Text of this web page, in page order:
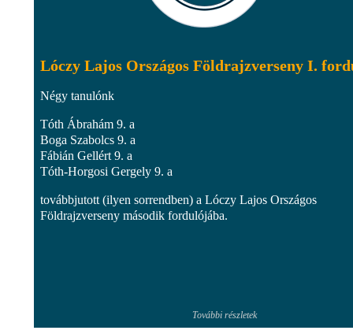
Lóczy Lajos Országos Földrajzverseny I.
Négy tanulónk
Tóth Ábrahám 9. a
Boga Szabolcs 9. a
Fábián Gellért 9. a
Tóth-Horgosi Gergely 9. a
továbbjutott (ilyen sorrendben) a Lóczy Lajos Országos
Földrajzverseny második fordulójába.
További részletek